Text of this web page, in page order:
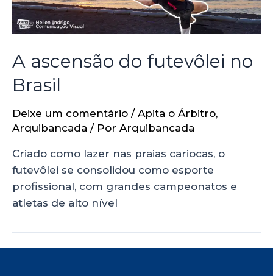
A ascensão do futevôlei no
Brasil
Deixe um comentário / Apita o Árbitro,
Arquibancada / Por Arquibancada
Criado como lazer nas praias cariocas, o
futevôlei se consolidou como esporte
profissional, com grandes campeonatos e
atletas de alto nível